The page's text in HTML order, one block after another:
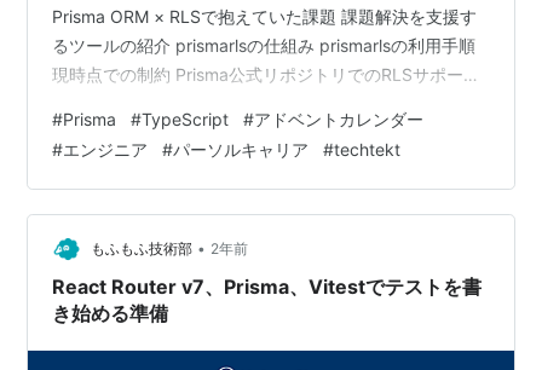
Prisma ORM × RLSで抱えていた課題 課題解決を支援す
るツールの紹介 prismarlsの仕組み prismarlsの利用手順
現時点での制約 Prisma公式リポジトリでのRLSサポート
というプロダクトの開発をしている伊藤です。 hr-
forecaster.jp 業務やプライベートの開発でPrisma ORM
を利用しています。 PostgreSQLのRow-Level S…
#Prisma #TypeScript #アドベントカレンダー
#エンジニア #パーソルキャリア #techtekt
もふもふ技術部 • 2年前
React Router v7、Prisma、Vitestでテストを書
き始める準備